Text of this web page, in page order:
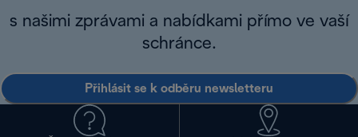
s našimi zprávami a nabídkami přímo ve vaší
schránce.
Přihlásit se k odběru newsletteru